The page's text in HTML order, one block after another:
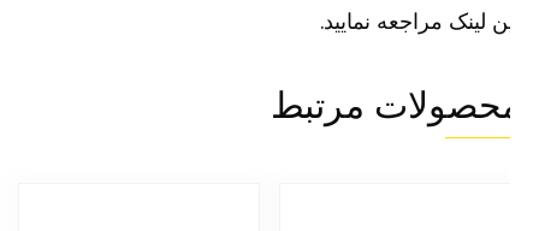
لینکمراجعه نمایید.
مرتبط